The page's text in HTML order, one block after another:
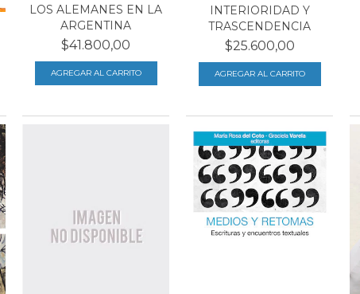
LOS ALEMANES EN LA
ARGENTINA
$41.800,00
INTERIORIDAD Y
TRASCENDENCIA
$25.600,00